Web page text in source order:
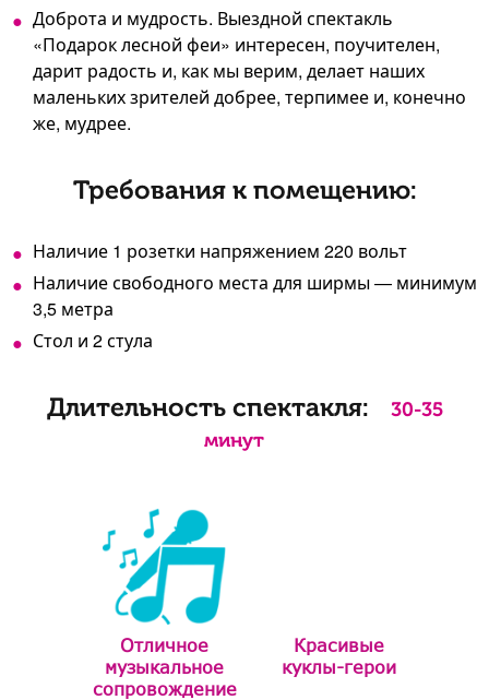
Доброта и мудрость. Выездной спектакль
«Подарок лесной феи» интересен, поучителен,
дарит радость и, как мы верим, делает наших
маленьких зрителей добрее, терпимее и, конечно
же, мудрее.
Требования к помещению:
Наличие 1 розетки напряжением 220 вольт
Наличие свободного места для ширмы — минимум
3,5 метра
Стол и 2 стула
Длительность спектакля:
30-35
минут
Отличное
музыкальное
сопровождение
Красивые
куклы-герои